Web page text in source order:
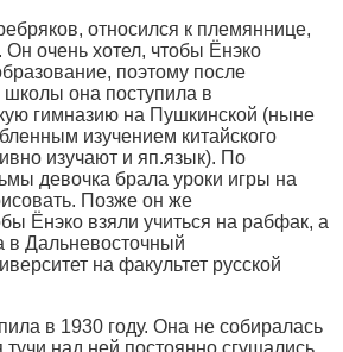
относился к племяннице,
Он очень хотел, чтобы Ёнэко
поэтому после
школы она поступила в
гимназию на Пушкинской (ныне
изучением китайского
изучают и яп.язык). По
девочка брала уроки игры на
Позже он же
Ёнэко взяли учиться на рабфак, а
в Дальневосточный
на факультет русской
в 1930 году. Она не собиралась
тучи над ней постоянно сгущались.